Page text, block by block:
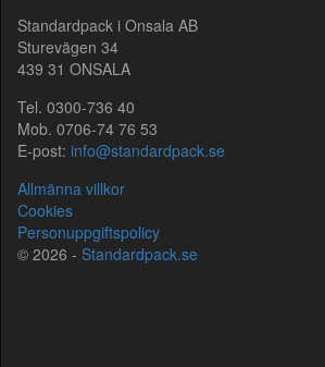
Standardpack i Onsala AB
Sturevägen 34
439 31 ONSALA
Tel. 0300-736 40
Mob. 0706-74 76 53
E-post: info@standardpack.se
Allmänna villkor
Cookies
Personuppgiftspolicy
© 2026 - Standardpack.se